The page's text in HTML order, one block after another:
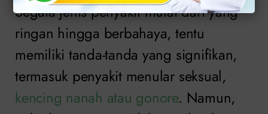
Segala jenis penyakit mulai dari yang
ringan hingga berbahaya, tentu
memiliki tanda-tanda yang signifikan,
termasuk penyakit menular seksual,
kencing nanah atau gonore. Namun,